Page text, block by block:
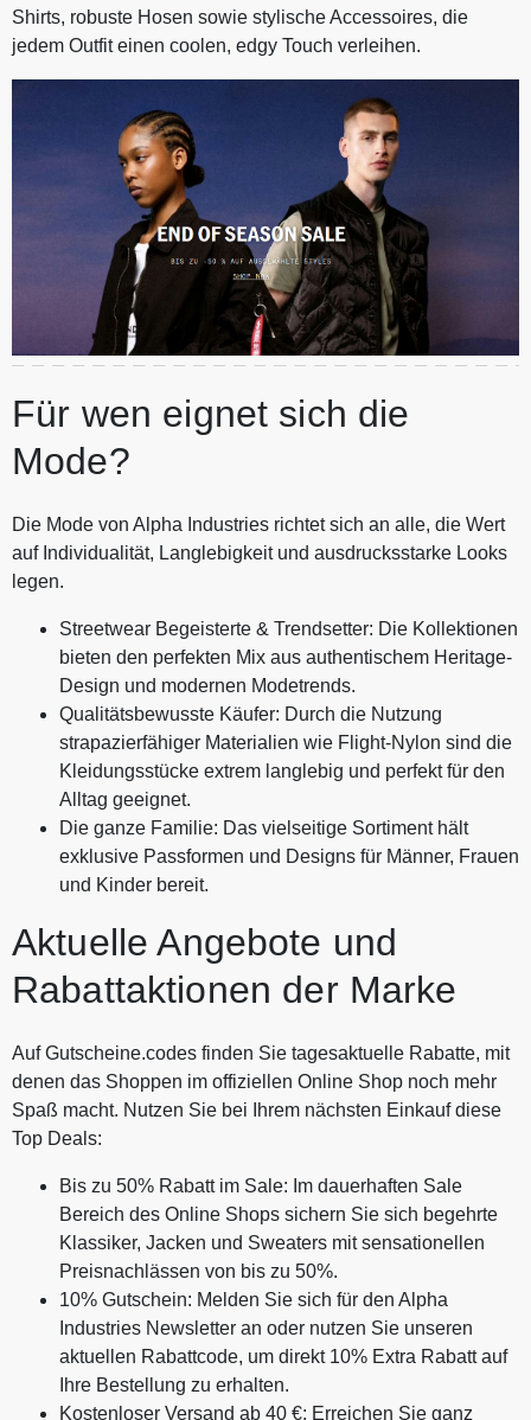
Shirts, robuste Hosen sowie stylische Accessoires, die
jedem Outfit einen coolen, edgy Touch verleihen.
Für wen eignet sich die
Mode?
Die Mode von Alpha Industries richtet sich an alle, die Wert
auf Individualität, Langlebigkeit und ausdrucksstarke Looks
legen.
Streetwear Begeisterte & Trendsetter: Die Kollektionen
bieten den perfekten Mix aus authentischem Heritage-
Design und modernen Modetrends.
Qualitätsbewusste Käufer: Durch die Nutzung
strapazierfähiger Materialien wie Flight-Nylon sind die
Kleidungsstücke extrem langlebig und perfekt für den
Alltag geeignet.
Die ganze Familie: Das vielseitige Sortiment hält
exklusive Passformen und Designs für Männer, Frauen
und Kinder bereit.
Aktuelle Angebote und
Rabattaktionen der Marke
Auf Gutscheine.codes finden Sie tagesaktuelle Rabatte, mit
denen das Shoppen im offiziellen Online Shop noch mehr
Spaß macht. Nutzen Sie bei Ihrem nächsten Einkauf diese
Top Deals:
Bis zu 50% Rabatt im Sale: Im dauerhaften Sale
Bereich des Online Shops sichern Sie sich begehrte
Klassiker, Jacken und Sweaters mit sensationellen
Preisnachlässen von bis zu 50%.
10% Gutschein: Melden Sie sich für den Alpha
Industries Newsletter an oder nutzen Sie unseren
aktuellen Rabattcode, um direkt 10% Extra Rabatt auf
Ihre Bestellung zu erhalten.
Kostenloser Versand ab 40 €: Erreichen Sie ganz